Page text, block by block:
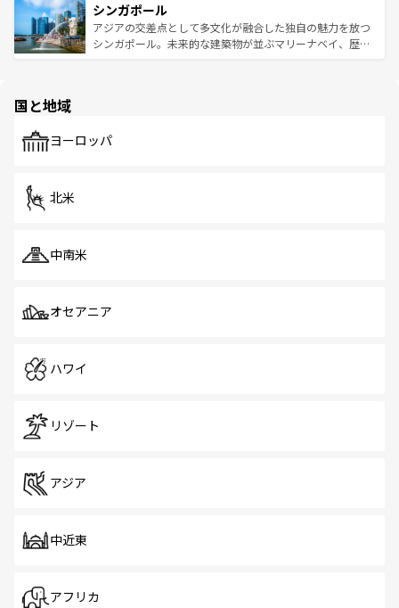
参照してほしい。
激する。気候は一年中温暖で、どの季節にも異なる楽しみ
が待っている。親しみやすいタイの人々、仏教を中心とし
た文化、そして多様な観光資源が、訪れる旅人を魅了し続
み、どこを訪れても感動するはず。観光スポットが密集し
ており、効率よく見どころを回れるのも魅力。息をのむよ
うな絶景から文化的な体験まで、香港を存分に楽しみ尽く
シンガポール
アジアの交差点として多文化が融合した独自の魅力を放つ
シンガポール。未来的な建築物が並ぶマリーナベイ、歴史
で、ホーカーズは地元の風情を楽しめる外せないスポット
国と地域
ヨーロッパ
北米
中南米
オセアニア
ハワイ
リゾート
アジア
中近東
アフリカ